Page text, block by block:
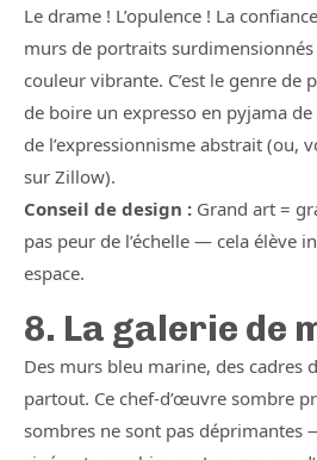
Le drame ! L’opulence ! La
murs de portraits
couleur vibrante. C’est le genre de
de boire un expresso en pyjama
de l’expressionnisme abstrait (ou,
sur Zillow).
Conseil de design : Grand art =
pas peur de l’échelle — cela élève
espace.
8. La galerie de
Des murs bleu marine, des cadres
partout. Ce chef-d’œuvre sombre
sombres ne sont pas déprimantes